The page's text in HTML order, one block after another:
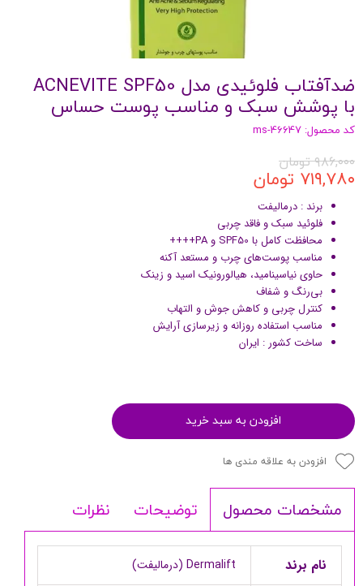
ضدآفتاب فلوئیدی مدل ACNEVITE SPF50
با پوشش سبک و مناسب پوست حساس
کد محصول: ms-46647
۹۸۶,۰۰۰ تومان
۷۱۹,۷۸۰ تومان
برند : درمالیفت
فلوئید سبک و فاقد چربی
محافظت کامل با SPF50 و PA++++
مناسب پوست‌های چرب و مستعد آکنه
حاوی نیاسینامید، هیالورونیک اسید و زینک
بی‌رنگ و شفاف
کنترل چربی و کاهش جوش و التهاب
مناسب استفاده روزانه و زیرسازی آرایش
ساخت کشور : ایران
افزودن به سبد خرید
افزودن به علاقه مندی ها
مشخصات محصول توضیحات نظرات
نام برند Dermalift (درمالیفت)